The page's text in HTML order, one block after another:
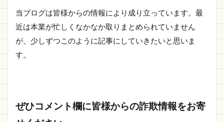
当ブログは皆様からの情報により成り立っています。最
近は本業が忙しくなかなか取りまとめられていません
が、少しずつこのように記事にしていきたいと思いま
す。
ぜひコメント欄に皆様からの詐欺情報をお寄